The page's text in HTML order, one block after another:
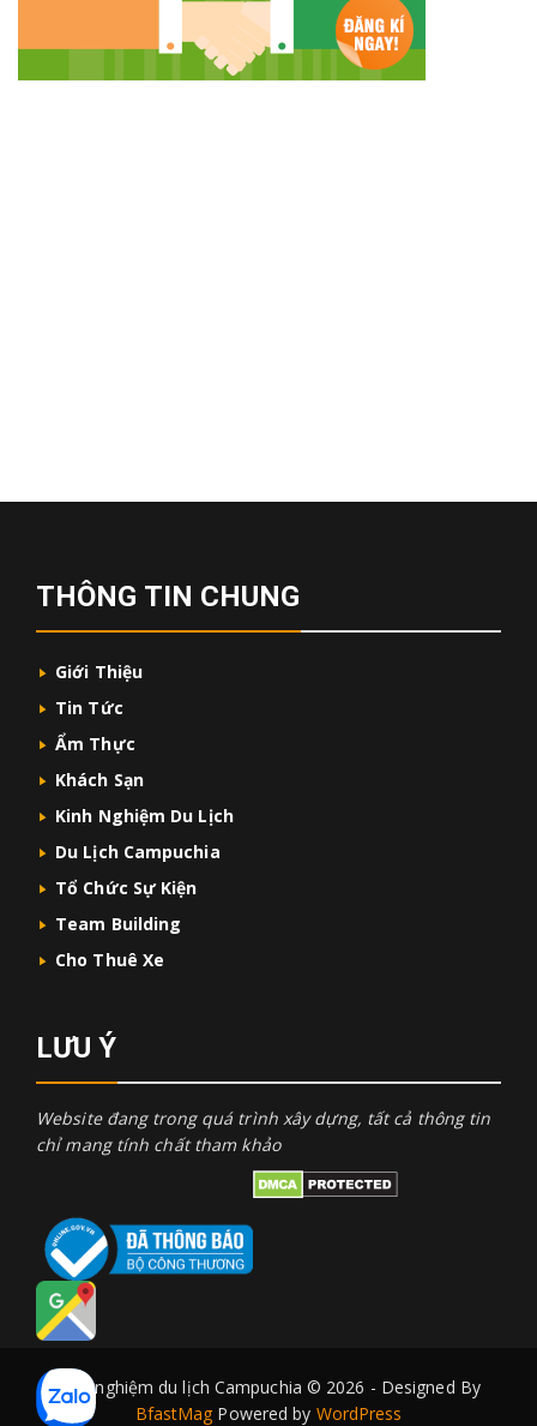
THÔNG TIN CHUNG
Giới Thiệu
Tin Tức
Ẩm Thực
Khách Sạn
Kinh Nghiệm Du Lịch
Du Lịch Campuchia
Tổ Chức Sự Kiện
Team Building
Cho Thuê Xe
LƯU Ý
Website đang trong quá trình xây dựng, tất cả thông tin
chỉ mang tính chất tham khảo
Kinh nghiệm du lịch Campuchia © 2026 - Designed By
BfastMag Powered by WordPress